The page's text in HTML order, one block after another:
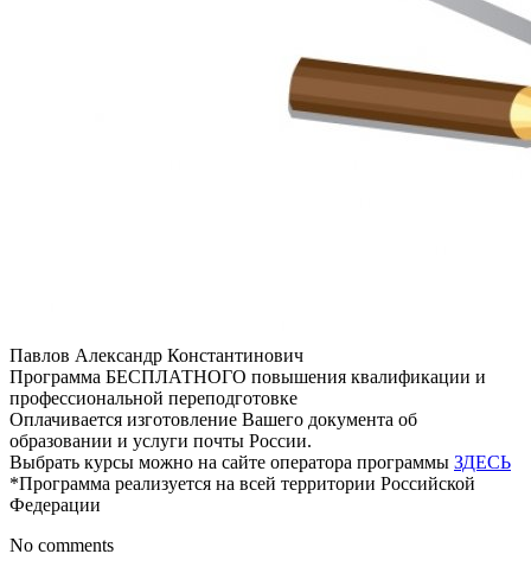
Павлов Александр Константинович
Программа БЕСПЛАТНОГО повышения квалификации и
профессиональной переподготовке
Оплачивается изготовление Вашего документа об
образовании и услуги почты России.
Выбрать курсы можно на сайте оператора программы ЗДЕСЬ
*Программа реализуется на всей территории Российской
Федерации
No comments